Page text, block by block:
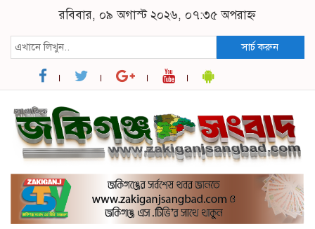
রবিবার, ০৯ অগাস্ট ২০২৬, ০৭:৩৫ অপরাহ্ন
সার্চ করুন